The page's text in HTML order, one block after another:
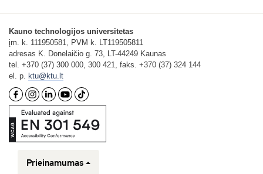
Kauno technologijos universitetas
įm. k. 111950581, PVM k. LT119505811
adresas K. Donelaičio g. 73, LT-44249 Kaunas
tel. +370 (37) 300 000, 300 421, faks. +370 (37) 324 144
el. p. ktu@ktu.lt
Prieinamumas